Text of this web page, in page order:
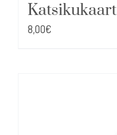
8,00€